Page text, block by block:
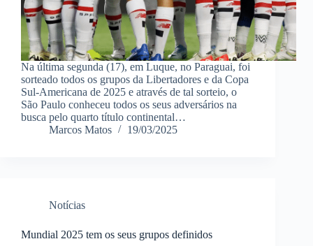
Na última segunda (17), em Luque, no Paraguai, foi
sorteado todos os grupos da Libertadores e da Copa
Sul-Americana de 2025 e através de tal sorteio, o
São Paulo conheceu todos os seus adversários na
busca pelo quarto título continental…
Marcos Matos
19/03/2025
Notícias
Mundial 2025 tem os seus grupos definidos